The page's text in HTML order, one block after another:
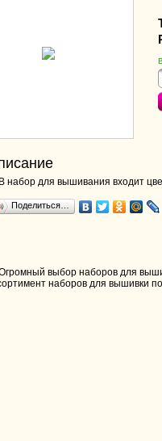
В набор для вышивания входит
Поделиться…
выбор наборов для
наборов для вышивки